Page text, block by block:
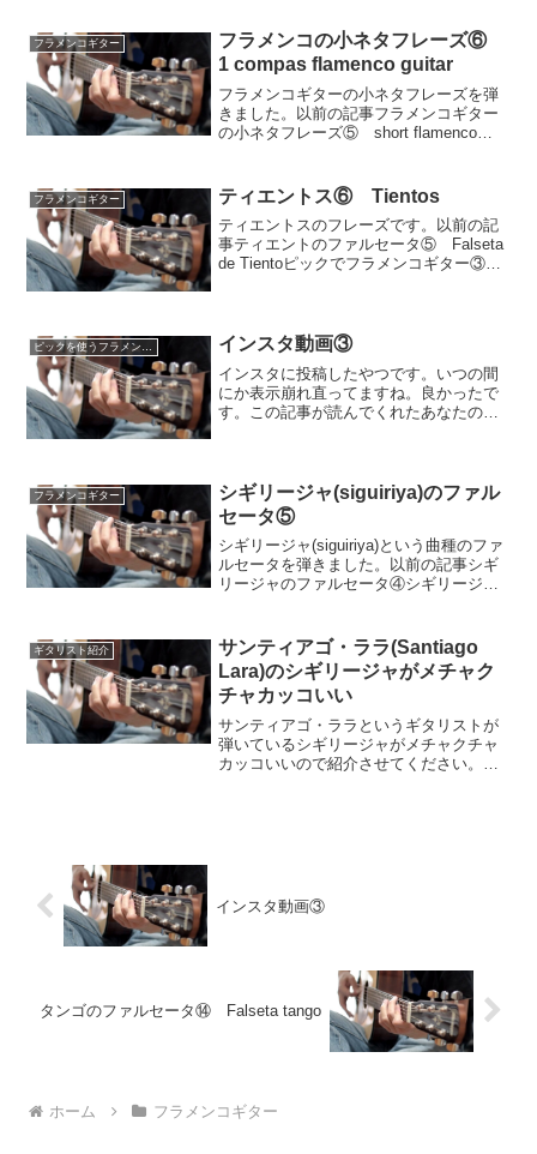
メンコギター界隈では最も有名なギ...
フラメンコギター
フラメンコの小ネタフレーズ⑥
1 compas flamenco guitar
フラメンコギターの小ネタフレーズを弾
きました。以前の記事フラメンコギター
の小ネタフレーズ⑤ short flamenco
リアスという...
フラメンコギター ティエントス⑥ Tientos
ティエントスのフレーズです。以前の記
事ティエントのファルセータ⑤ Falseta
de Tientoピックでフラメンコギター③
ペ...
ピックを使うフラメンコギター インスタ動画③
インスタに投稿したやつです。いつの間
にか表示崩れ直ってますね。良かったで
す。この記事が読んでくれたあなたの参
フラメンコギター
シギリージャ(siguiriya)のファル
セータ⑤
シギリージャ(siguiriya)という曲種のファ
ルセータを弾きました。以前の記事シギ
リージャのファルセータ④シギリージャ
３・・４・・５・１・２・３・・４・・
５・と数えて...
ギタリスト紹介
サンティアゴ・ララ(Santiago
Lara)のシギリージャがメチャク
チャカッコいい
サンティアゴ・ララというギタリストが
弾いているシギリージャがメチャクチャ
カッコいいので紹介させてください。シ
インスタ動画③
タンゴのファルセータ⑭ Falseta tango
ホーム フラメンコギター